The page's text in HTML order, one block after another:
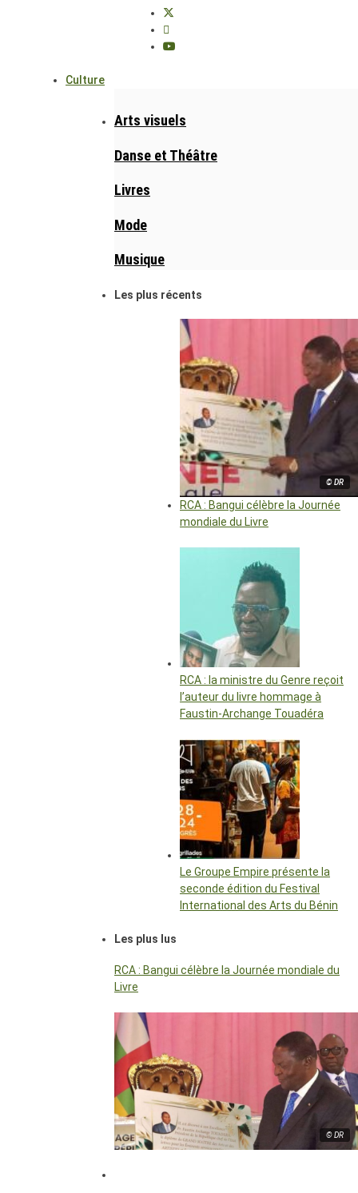
Culture
Arts visuels
Danse et Théâtre
Livres
Mode
Musique
Les plus récents
© DR
RCA : Bangui célèbre la Journée
mondiale du Livre
RCA : la ministre du Genre reçoit
l’auteur du livre hommage à
Faustin-Archange Touadéra
Le Groupe Empire présente la
seconde édition du Festival
International des Arts du Bénin
Les plus lus
RCA : Bangui célèbre la Journée mondiale du
Livre
© DR